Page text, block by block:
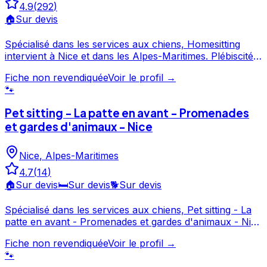
4.9(292)
🏠Sur devis
Spécialisé dans les services aux chiens, Homesitting
intervient à Nice et dans les Alpes-Maritimes. Plébiscité
Homesitting fait partie des professionnels canins les
mieux notés de Nice. Prenez contact pour discuter de
Homesitting est un professionnel du service canin situé
à Nice. Noté 4.9/5 ⭐⭐⭐⭐⭐ sur Google Maps avec 292
avis.
Fiche non revendiquéeVoir le profil →
🐾
Pet sitting - La patte en avant - Promenades
et gardes d'animaux - Nice
Nice, Alpes-Maritimes
4.7(14)
🏠Sur devis🛏️Sur devis🐕Sur devis
Spécialisé dans les services aux chiens, Pet sitting - La
patte en avant - Promenades et gardes d'animaux - Nice
par ses clients, ce professionnel propose un service
attentionné pour votre compagnon. Découvrez ses
Fiche non revendiquéeVoir le profil →
🐾